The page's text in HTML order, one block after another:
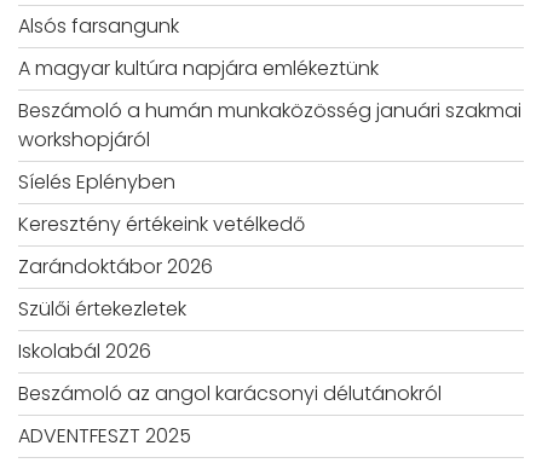
Alsós farsangunk
A magyar kultúra napjára emlékeztünk
Beszámoló a humán munkaközösség januári szakmai
workshopjáról
Síelés Eplényben
Keresztény értékeink vetélkedő
Zarándoktábor 2026
Szülői értekezletek
Iskolabál 2026
Beszámoló az angol karácsonyi délutánokról
ADVENTFESZT 2025